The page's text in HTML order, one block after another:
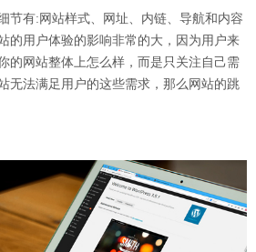
有:网站样式、网址、内链、导航和内容
的用户体验的影响非常的大，因为用户来
的网站整体上怎么样，而是只关注自己需
无法满足用户的这些需求，那么网站的跳